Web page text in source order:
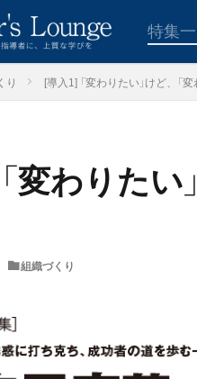
特集
り [導入1] 「変わりたい」けど、「
変わりたい
組織づくり
青木仁志 モチ